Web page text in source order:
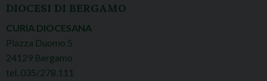
DIOCESI DI BERGAMO
CURIA DIOCESANA
Piazza Duomo 5
24129 Bergamo
tel. 035/278.111